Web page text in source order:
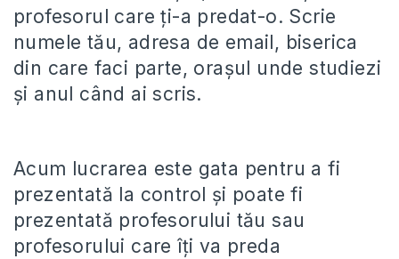
profesorul care ți-a predat-o. Scrie
numele tău, adresa de email, biserica
din care faci parte, orașul unde studiezi
și anul când ai scris.
Acum lucrarea este gata pentru a fi
prezentată la control și poate fi
prezentată profesorului tău sau
profesorului care îți va preda